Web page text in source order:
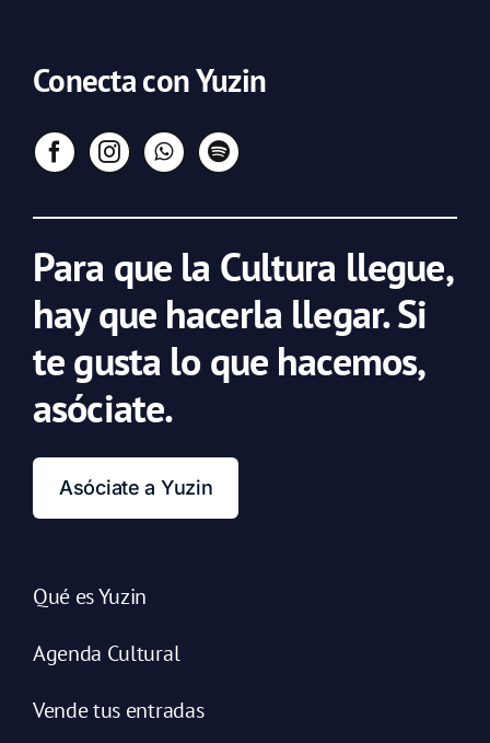
Conecta con Yuzin
Para que la Cultura llegue,
hay que hacerla llegar. Si
te gusta lo que hacemos,
asóciate.
Asóciate a Yuzin
Qué es Yuzin
Agenda Cultural
Vende tus entradas